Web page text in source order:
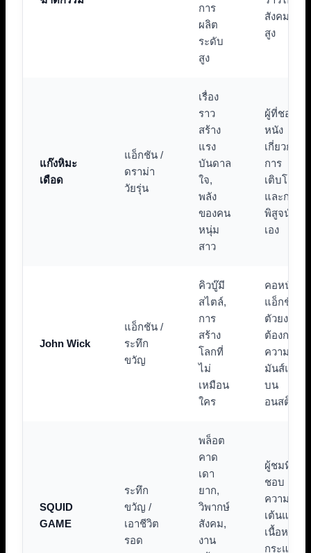
การ
ผลิต
ระดับ
สูง
สังคมชั้น
สูง
แก๊งหิมะ
เดือด
แอ็กชัน /
ดราม่า
วัยรุ่น
เรื่อง
ราว
สร้าง
แรง
บันดาล
ใจ,
พลัง
ของคน
หนุ่ม
สาว
ผู้ที่ชอบ
หนัง
เกี่ยวกับ
การ
เติบโต
และการ
พิสูจน์ตัว
เอง
John Wick
แอ็กชัน /
ระทึก
ขวัญ
คิวบู๊มี
สไตล์,
การ
สร้าง
โลกที่
ไม่
เหมือน
ใคร
คอหนัง
แอ็กชัน
ตัวยงที่
ต้องการ
ความ
มันส์แบ
บน
อนสต็อป
SQUID
GAME
ระทึก
ขวัญ /
เอาชีวิต
รอด
พล็อต
คาด
เดา
ยาก,
วิพากษ์
สังคม,
งาน
ผู้ชมที่
ชอบ
ความตื่น
เต้นและ
เนื้อหาที่
กระแทก